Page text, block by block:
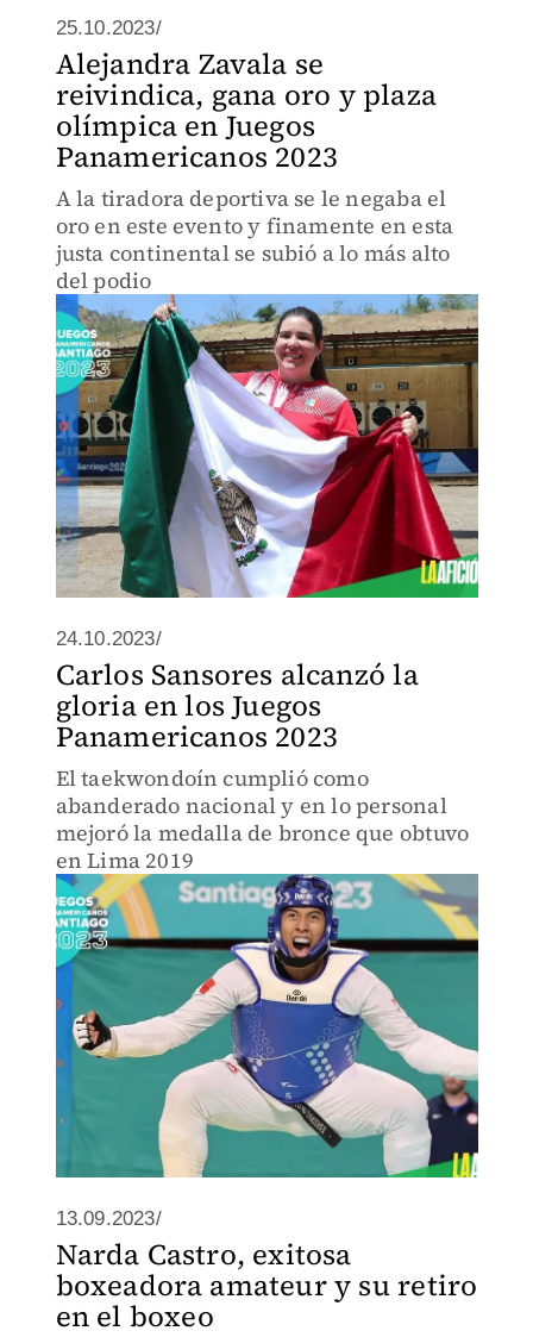
25.10.2023/
Alejandra Zavala se
reivindica, gana oro y plaza
olímpica en Juegos
Panamericanos 2023
A la tiradora deportiva se le negaba el
oro en este evento y finamente en esta
justa continental se subió a lo más alto
del podio
24.10.2023/
Carlos Sansores alcanzó la
gloria en los Juegos
Panamericanos 2023
El taekwondoín cumplió como
abanderado nacional y en lo personal
mejoró la medalla de bronce que obtuvo
en Lima 2019
13.09.2023/
Narda Castro, exitosa
boxeadora amateur y su retiro
en el boxeo